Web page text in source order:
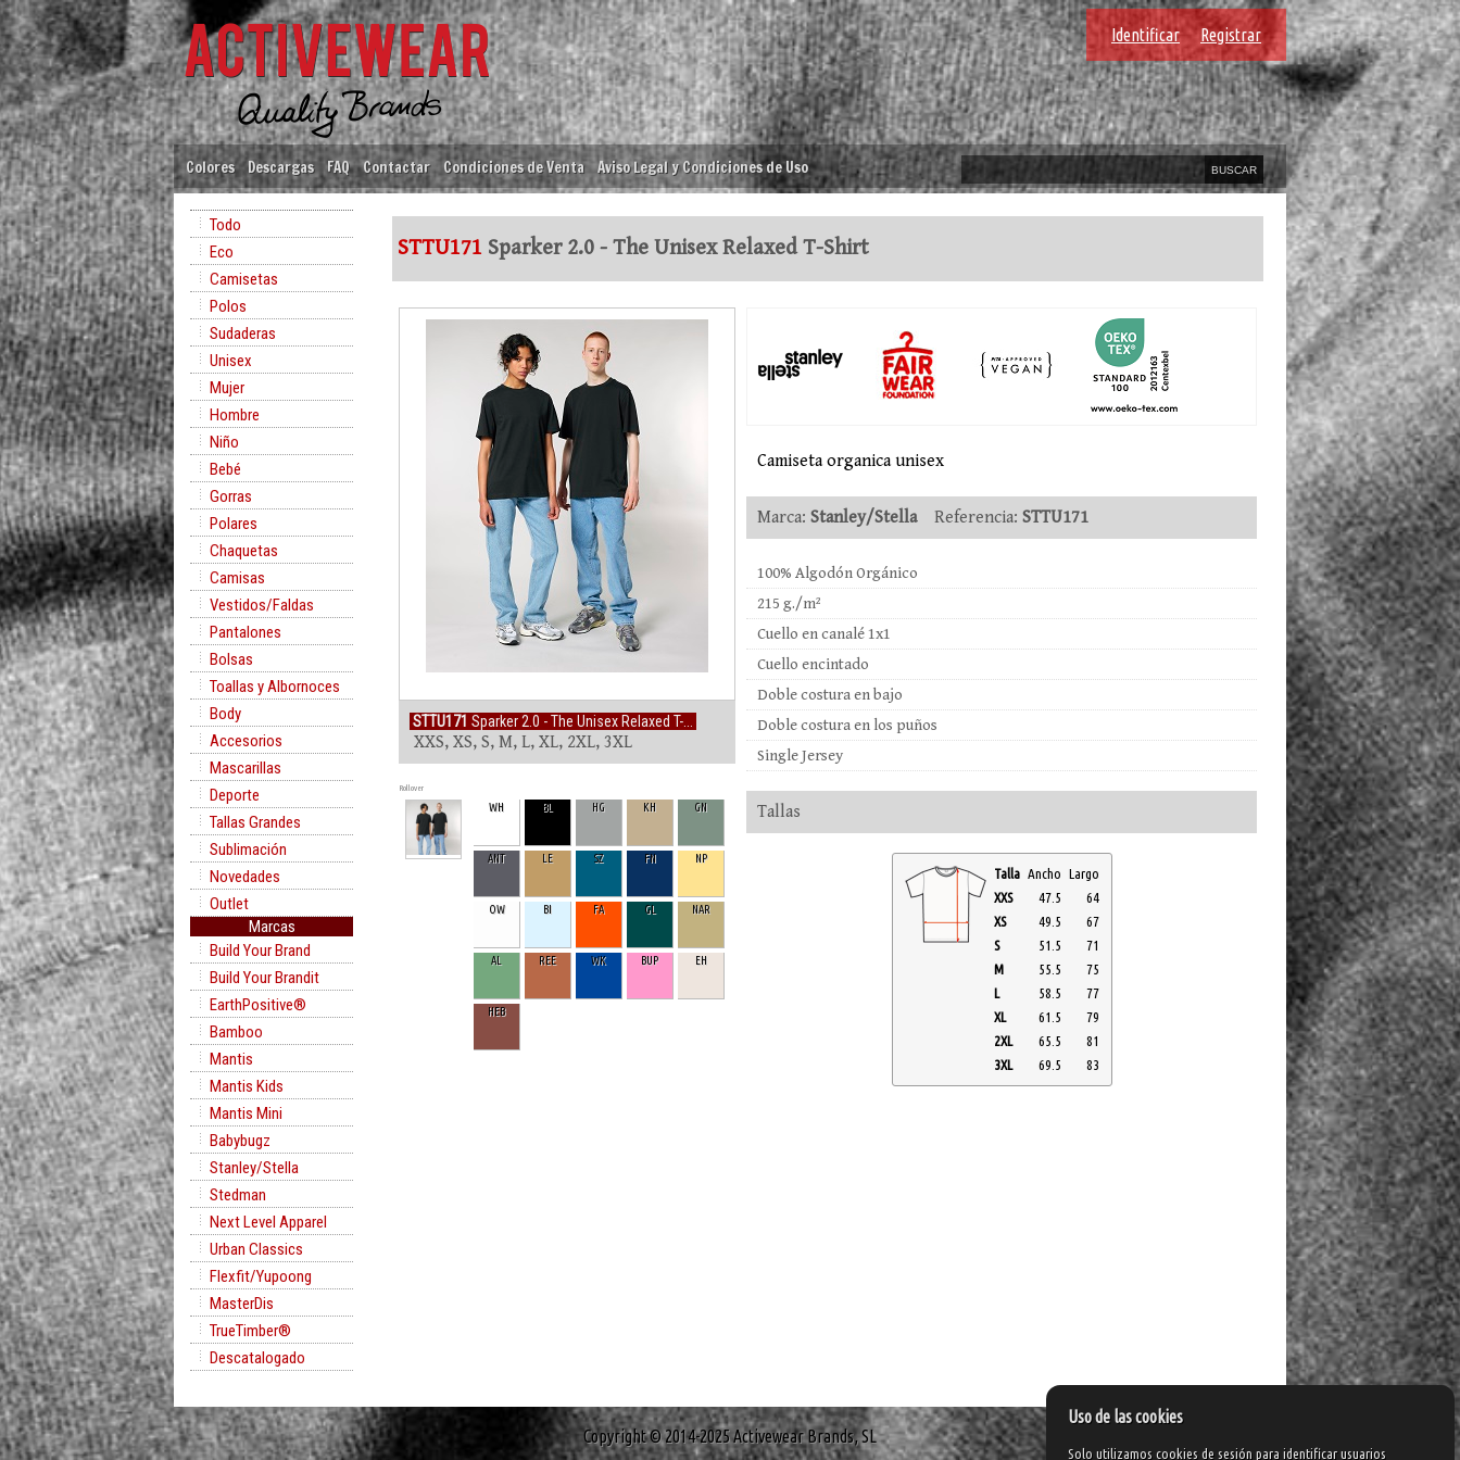
Identificar Registrar
Colores Descargas FAQ Contactar Condiciones de Venta Aviso Legal y Condiciones de Uso
Todo
Eco
Camisetas
Polos
Sudaderas
Unisex
Mujer
Hombre
Niño
Bebé
Gorras
Polares
Chaquetas
Camisas
Vestidos/Faldas
Pantalones
Bolsas
Toallas y Albornoces
Body
Accesorios
Mascarillas
Deporte
Tallas Grandes
Sublimación
Novedades
Outlet
Marcas
Build Your Brand
Build Your Brandit
EarthPositive®
Bamboo
Mantis
Mantis Kids
Mantis Mini
Babybugz
Stanley/Stella
Stedman
Next Level Apparel
Urban Classics
Flexfit/Yupoong
MasterDis
TrueTimber®
Descatalogado
STTU171 Sparker 2.0 - The Unisex Relaxed T-Shirt
STTU171 Sparker 2.0 - The Unisex Relaxed T-...
XXS, XS, S, M, L, XL, 2XL, 3XL
Rollover
WH BL HG KH GN
ANT LE SZ FN NP
OW BI FA GL NAR
AL REE WK BUP EH
HEB
Camiseta organica unisex
Marca: Stanley/StellaReferencia: STTU171
100% Algodón Orgánico
215 g./m²
Cuello en canalé 1x1
Cuello encintado
Doble costura en bajo
Doble costura en los puños
Single Jersey
Tallas
Talla Ancho Largo
XXS
47.5
64
XS
49.5
67
S
51.5
71
M
55.5
75
L
58.5
77
XL
61.5
79
2XL
65.5
81
3XL
69.5 83
Copyright © 2014-2025 Activewear Brands, SL
Uso de las cookies
Solo utilizamos cookies de sesión para identificar usuarios